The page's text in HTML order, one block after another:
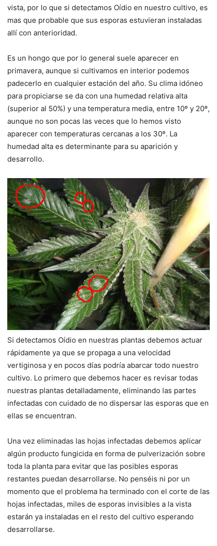
vista, por lo que si detectamos Oídio en nuestro cultivo, es
mas que probable que sus esporas estuvieran instaladas
allí con anterioridad.
Es un hongo que por lo general suele aparecer en
primavera, aunque si cultivamos en interior podemos
padecerlo en cualquier estación del año. Su clima idóneo
para propiciarse se da con una humedad relativa alta
(superior al 50%) y una temperatura media, entre 10º y 20º,
aunque no son pocas las veces que lo hemos visto
aparecer con temperaturas cercanas a los 30º. La
humedad alta es determinante para su aparición y
desarrollo.
Si detectamos Oídio en nuestras plantas debemos actuar
rápidamente ya que se propaga a una velocidad
vertiginosa y en pocos días podría abarcar todo nuestro
cultivo. Lo primero que debemos hacer es revisar todas
nuestras plantas detalladamente, eliminando las partes
infectadas con cuidado de no dispersar las esporas que en
ellas se encuentran.
Una vez eliminadas las hojas infectadas debemos aplicar
algún producto fungicida en forma de pulverización sobre
toda la planta para evitar que las posibles esporas
restantes puedan desarrollarse. No penséis ni por un
momento que el problema ha terminado con el corte de las
hojas infectadas, miles de esporas invisibles a la vista
estarán ya instaladas en el resto del cultivo esperando
desarrollarse.